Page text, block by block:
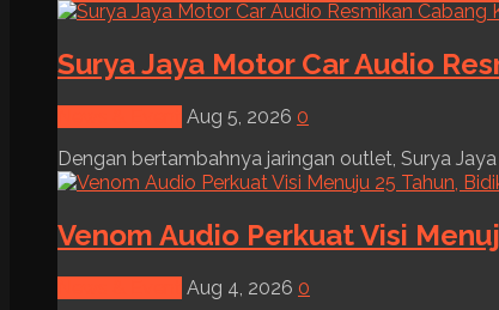
Surya Jaya Motor Car Audio
Aug 5, 2026 0
Dengan bertambahnya jaringan outlet, Surya
Venom Audio Perkuat Visi
Aug 4, 2026 0